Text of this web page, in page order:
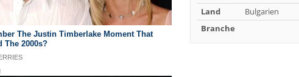
Land
Bulgarien
Branche